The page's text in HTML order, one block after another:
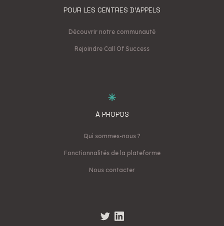
POUR LES CENTRES D'APPELS
Découvrir notre communauté
Rejoindre Call Of Success
À PROPOS
Qui sommes-nous ?
Fonctionnalités de la plateforme
Nous contacter